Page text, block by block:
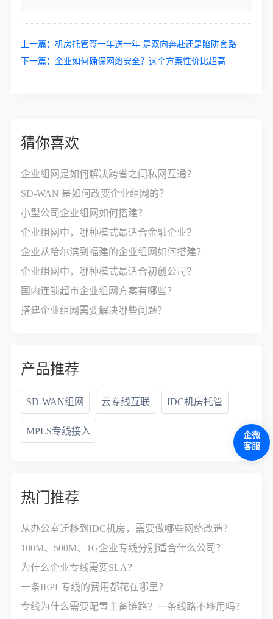
上一篇：机房托管签一年送一年 是双向奔赴还是陷阱套路
下一篇：企业如何确保网络安全？这个方案性价比超高
猜你喜欢
企业组网是如何解决跨省之间私网互通？
SD-WAN 是如何改变企业组网的？
小型公司企业组网如何搭建？
企业组网中，哪种模式最适合金融企业？
企业从哈尔滨到福建的企业组网如何搭建？
企业组网中，哪种模式最适合初创公司？
国内连锁超市企业组网方案有哪些？
搭建企业组网需要解决哪些问题？
产品推荐
SD-WAN组网 云专线互联 IDC机房托管
MPLS专线接入
热门推荐
从办公室迁移到IDC机房，需要做哪些网络改造？
100M、500M、1G企业专线分别适合什么公司？
为什么企业专线需要SLA？
一条IEPL专线的费用都花在哪里？
专线为什么需要配置主备链路？一条线路不够用吗？
企微
客服